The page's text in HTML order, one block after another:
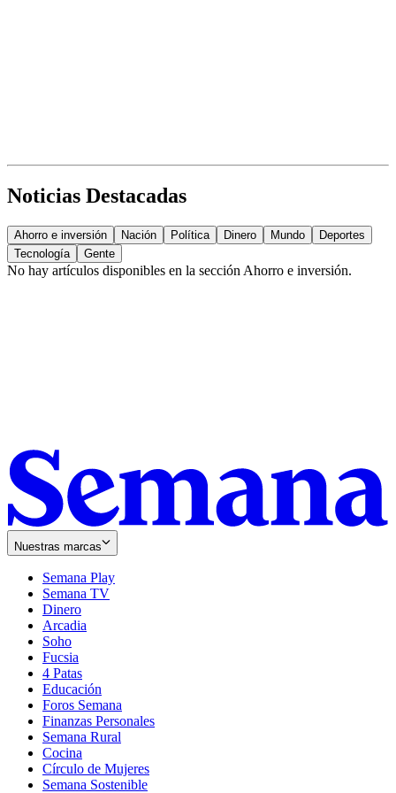
Noticias Destacadas
Ahorro e inversión Nación Política Dinero Mundo
Deportes
Tecnología
Gente
No hay artículos disponibles en la sección Ahorro e inversión.
Nuestras marcas
Semana Play
Semana TV
Dinero
Arcadia
Soho
in
new
window
Fucsia
in
new
window
4 Patas
Educación
Foros Semana
Finanzas Personales
Semana Rural
Cocina
Círculo de Mujeres
Semana Sostenible